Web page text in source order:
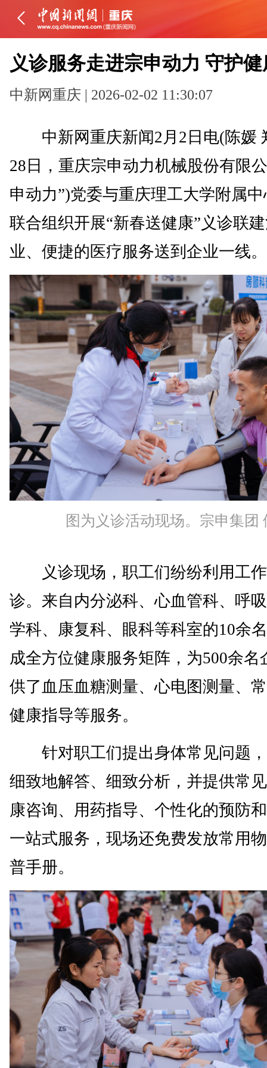
义诊服务走进宗申动力 守护
中新网重庆 | 2026-02-02 11:30:07
中新网重庆新闻2月2日电(陈媛
28日，重庆宗申动力机械股份有限
申动力”)党委与重庆理工大学附属
联合组织开展“新春送健康”义诊联
业、便捷的医疗服务送到企业一线。
图为义诊活动现场。宗申集团
义诊现场，职工们纷纷利用工作
诊。来自内分泌科、心血管科、呼
学科、康复科、眼科等科室的10余
成全方位健康服务矩阵，为500余名
供了血压血糖测量、心电图测量、
健康指导等服务。
针对职工们提出身体常见问题，
细致地解答、细致分析，并提供常
康咨询、用药指导、个性化的预防
一站式服务，现场还免费发放常用
普手册。